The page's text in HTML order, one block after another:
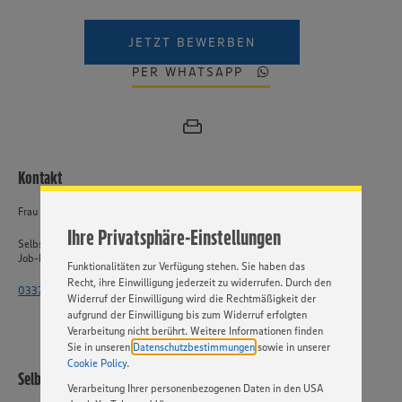
Ihre Privatsphäre-Einstellungen
ein bestmögliches Nutzungserlebnis unserer Website zu
ermöglichen. Wir verwenden Ihre Daten, um unsere
Cookies und anderer Technologien ist freiwillig und kann
„EINSTELLUNGEN ÄNDERN”. Bitte beachten Sie, dass auf
Basis Ihrer Einstellungen ggf. nicht mehr alle
Funktionalitäten zur Verfügung stehen. Sie haben das
Recht, ihre Einwilligung jederzeit zu widerrufen. Durch den
Widerruf der Einwilligung wird die Rechtmäßigkeit der
aufgrund der Einwilligung bis zum Widerruf erfolgten
Verarbeitung nicht berührt. Weitere Informationen finden
Sie in unseren Datenschutzbestimmungen sowie in unserer
Cookie Policy.
Verarbeitung Ihrer personenbezogenen Daten in den USA
JETZT BEWERBEN
PER WHATSAPP
Kontakt
Frau Rosenow
Selbstständiger Einzelhandel
Job-ID: 61037
033764 - 2515 4471
Selbstständiger Einzelhandel